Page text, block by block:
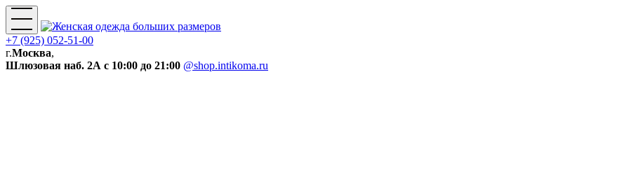
+7 (925) 052-51-00
г.Москва,
Шлюзовая наб. 2А с 10:00 до 21:00 @shop.intikoma.ru